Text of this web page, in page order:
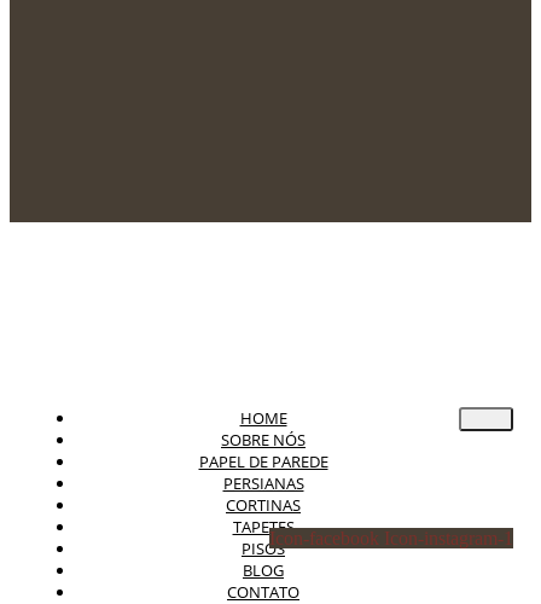
HOME
SOBRE NÓS
PAPEL DE PAREDE
PERSIANAS
CORTINAS
TAPETES
PISOS
BLOG
CONTATO
Icon-facebook Icon-instagram-1